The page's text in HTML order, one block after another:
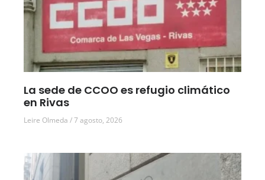
La sede de CCOO es refugio climático
en Rivas
Leire Olmeda 7 agosto, 2026